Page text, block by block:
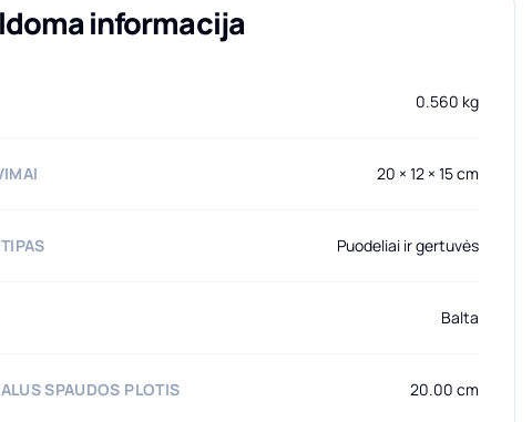
informacija
0.560 kg
20 × 12 × 15 cm
Puodeliai ir gertuvės
Balta
SPAUDOS PLOTIS 20.00 cm